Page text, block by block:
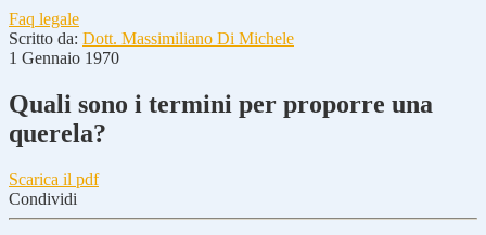
Faq legale
Scritto da: Dott. Massimiliano Di Michele
1 Gennaio 1970
Quali sono i termini per proporre una
querela?
Scarica il pdf
Condividi